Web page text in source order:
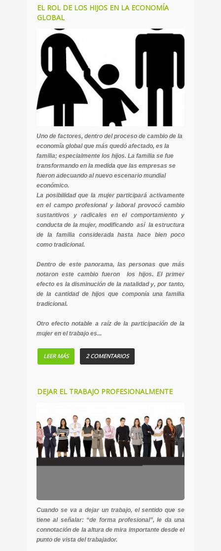
EL ROL DE LOS HIJOS EN LA ECONOMÍA
GLOBAL
Uno de factores, dentro del proceso de cambio de la
economía global que más quedó afectado, es la
familia; especialmente los hijos. La familia se fue
transformando en la medida que las empresas se
fueron adecuando al nuevo escenario mundial
económico.
La posibilidad que la mujer participará activamente
en el campo profesional y laboral provocó cambio
sustantivos y radicales en el comportamiento y
conducta de la mujer, modificando así la estructura
de la familia considerada hasta hace bien poco
como tradicional.
Dentro de este panorama, las personas que más
notaron este cambio fueron los hijos. El primer
efecto es la disminución de la natalidad y, por tanto,
de la cantidad de hijos que componía una familia
tradicional.
Otro efecto notable a raíz de la participación de la
mujer en el trabajo es...
LEER MÁS 2 COMENTARIOS
DEJAR EL TRABAJO PROFESIONALMENTE
Cuando se va a dejar un trabajo, el sentido que se
tiene al señalar: “de forma profesional”, le da una
connotación de la altura de mira importante desde el
punto de vista del trabajador.